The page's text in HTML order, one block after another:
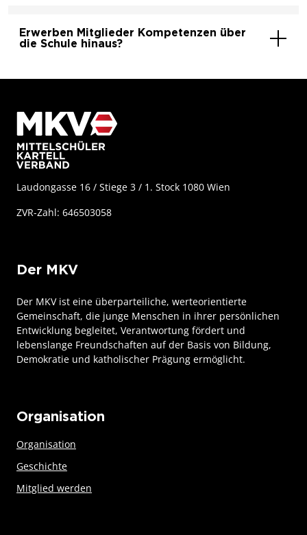
Erwerben Mitglieder Kompetenzen über
die Schule hinaus?
Laudongasse 16 / Stiege 3 / 1. Stock 1080 Wien
ZVR-Zahl: 646503058
Der MKV
Der MKV ist eine überparteiliche, werteorientierte
Gemeinschaft, die junge Menschen in ihrer persönlichen
Entwicklung begleitet, Verantwortung fördert und
lebenslange Freundschaften auf der Basis von Bildung,
Demokratie und katholischer Prägung ermöglicht.
Organisation
Organisation
Geschichte
Mitglied werden